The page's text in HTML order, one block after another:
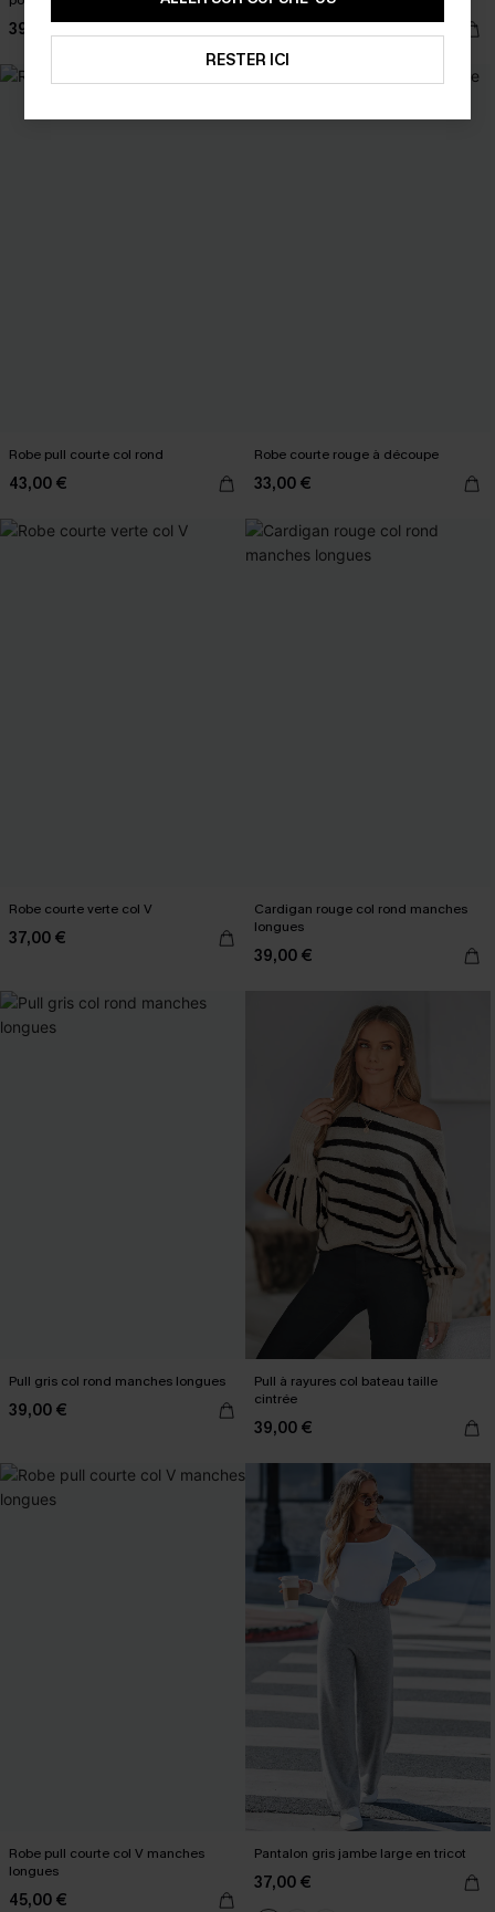
39,00 € 43,00 €
Robe pull courte col rond
43,00 €
Robe courte rouge à découpe
33,00 €
Robe courte verte col V
37,00 €
Cardigan rouge col rond manches
longues
39,00 €
Pull gris col rond manches longues
39,00 €
Pull à rayures col bateau taille
cintrée
39,00 €
Robe pull courte col V manches
longues
45,00 €
Pantalon gris jambe large en tricot
37,00 €
RESTER ICI